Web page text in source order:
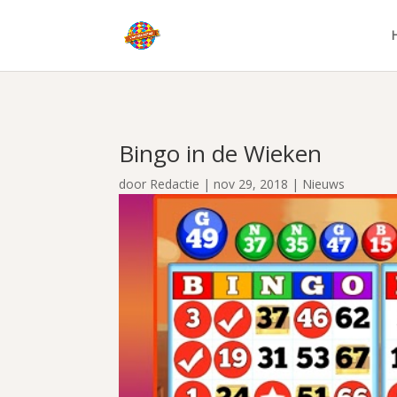
Bingo in de Wieken
door Redactie |nov 29, 2018 | Nieuws